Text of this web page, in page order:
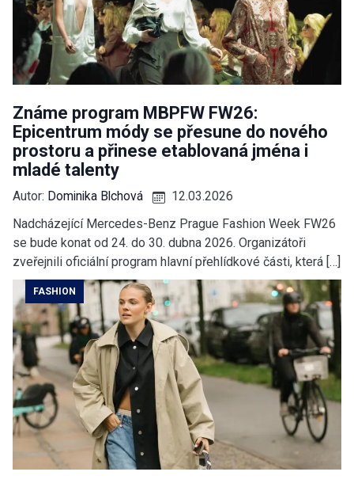
Známe program MBPFW FW26:
Epicentrum módy se přesune do nového
prostoru a přinese etablovaná jména i
mladé talenty
Autor: Dominika Blchová
12.03.2026
Nadcházející Mercedes-Benz Prague Fashion Week FW26
se bude konat od 24. do 30. dubna 2026. Organizátoři
zveřejnili oficiální program hlavní přehlídkové části, která […]
FASHION